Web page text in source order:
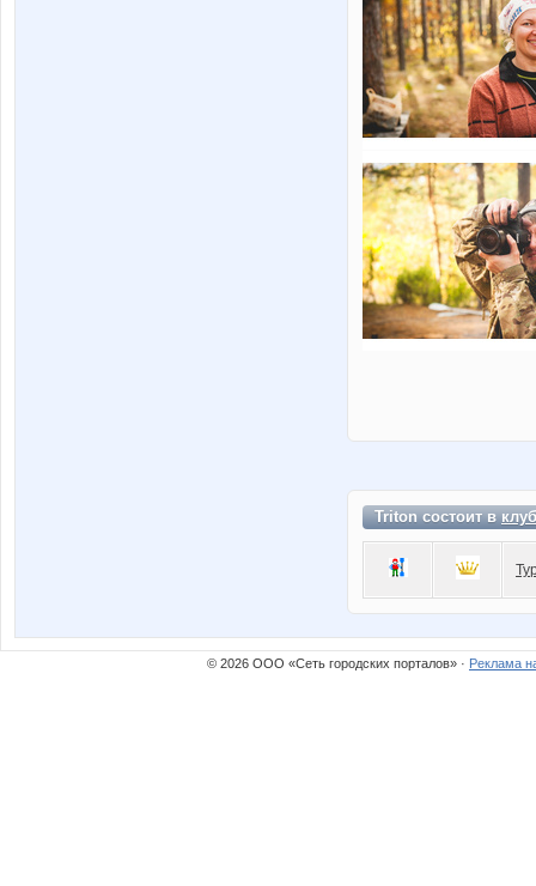
Triton состоит в
© 2026 ООО «Сеть городских порталов» · Реклама